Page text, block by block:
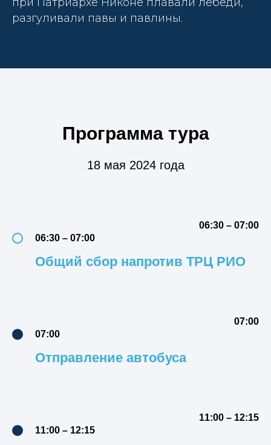
разгуливали павы и павлины.
Программа тура
18 мая 2024 года
06:30 – 07:00
06:30 – 07:00
Общий сбор напротив ТРЦ РИО
07:00
07:00
Отправление автобуса
11:00 – 12:15
11:00 – 12:15